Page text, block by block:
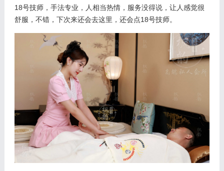
18号技师，手法专业，人相当热情，服务没得说，让人感觉很
舒服，不错，下次来还会去这里，还会点18号技师。